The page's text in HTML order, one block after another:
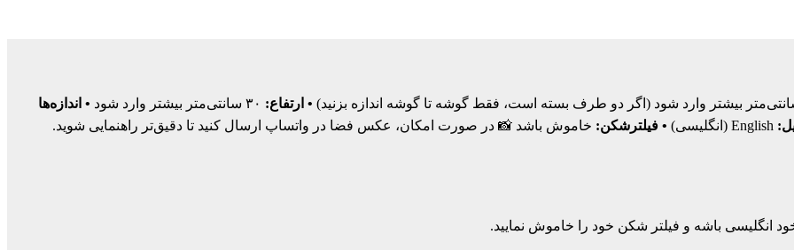
• ارتفاع:
• اندازه‌ها
• فیلترشکن: خاموش باشد 📸 در صورت امکان، عکس فضا در واتساپ ارسال کنید تا دقیق‌تر راهنمایی شوید.
انگلیسی باشه و فیلتر شکن خود را خاموش نمایید.